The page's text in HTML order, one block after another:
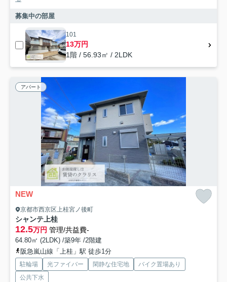
募集中の部屋
101
13万円
1階 / 56.93㎡ / 2LDK
アパート
NEW
京都市西京区上桂宮ノ後町
シャンテ上桂
12.5万円 管理/共益費-
64.80㎡ (2LDK) /築9年 /2階建
阪急嵐山線「上桂」駅 徒歩1分
駐輪場 光ファイバー 閑静な住宅地
バイク置場あり
公共下水